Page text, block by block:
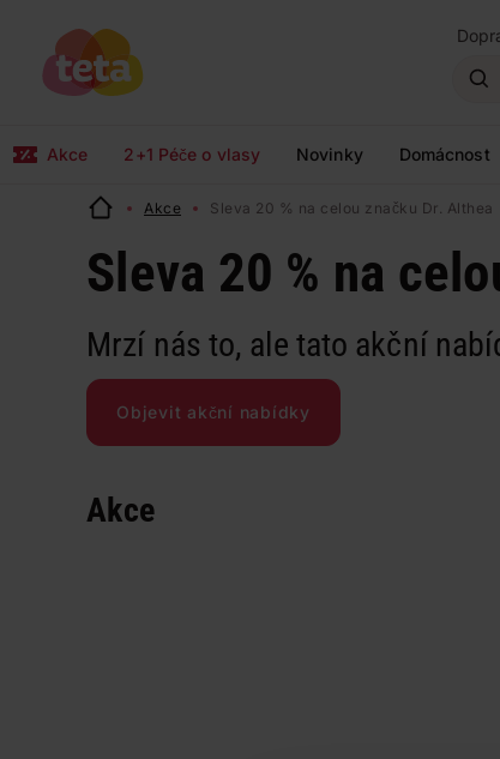
Akce 2+1 Péče o vlasy Novinky Domácnost
Akce Sleva 20 % na celou značku Dr. Althea
Sleva 20 % na
Mrzí nás to, ale tato akční
Objevit akční nabídky
Akce